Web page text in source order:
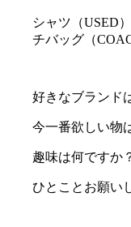
シャツ（USED
チバッグ（
好きなブラン
今一番欲しい
趣味は何です
ひとことお願い